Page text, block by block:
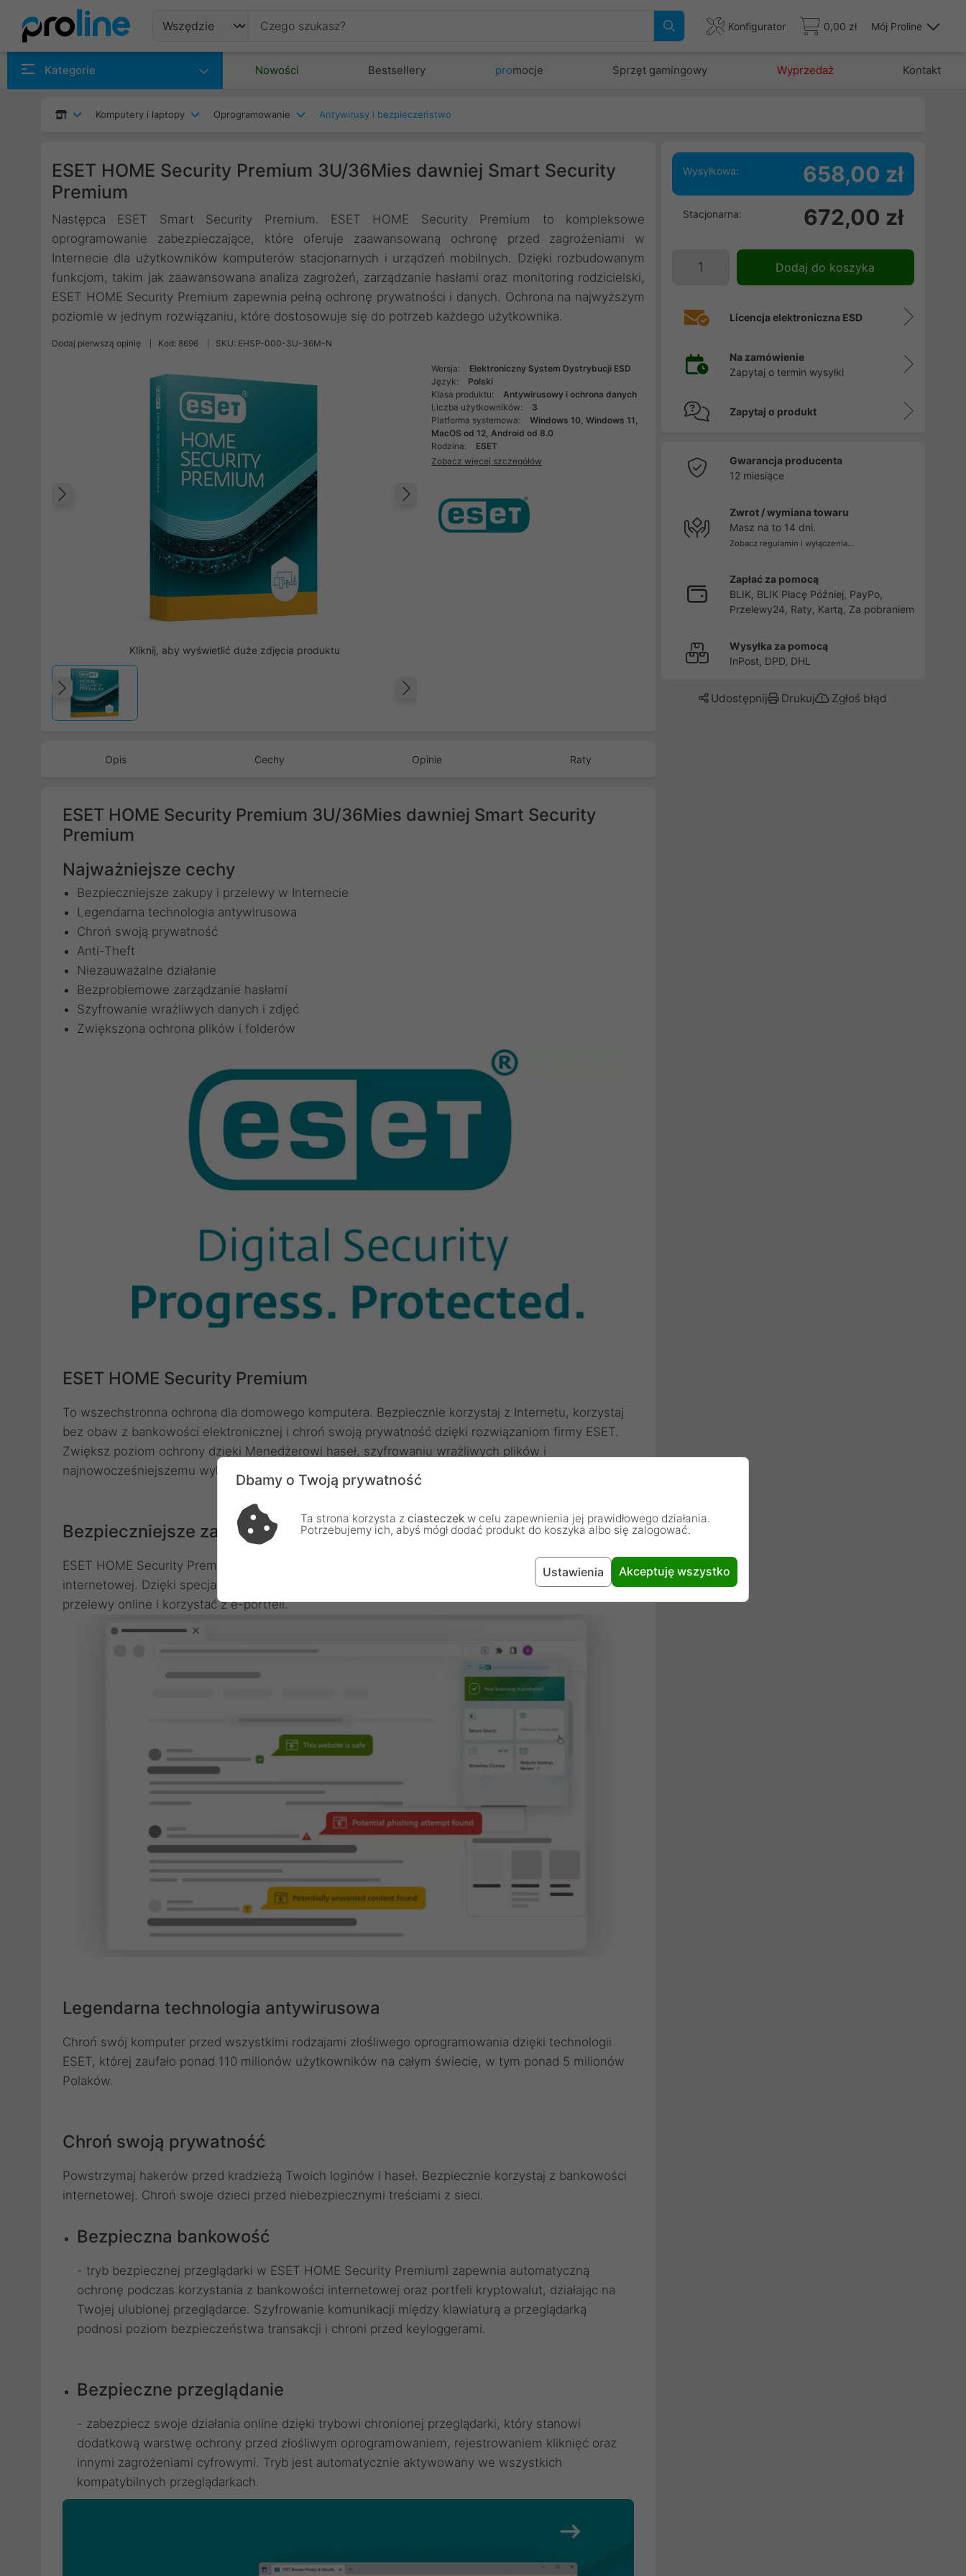
Konfigurator 0,00 zł Mój Proline
Kategorie Nowości Bestsellery promocje Sprzęt gamingowy Wyprzedaż Kontakt
Komputery i laptopy Oprogramowanie Antywirusy i bezpieczeństwo
ESET HOME Security Premium 3U/36Mies dawniej Smart Security
Premium
Następca ESET Smart Security Premium. ESET HOME Security Premium to kompleksowe
oprogramowanie zabezpieczające, które oferuje zaawansowaną ochronę przed zagrożeniami w
Internecie dla użytkowników komputerów stacjonarnych i urządzeń mobilnych. Dzięki rozbudowanym
funkcjom, takim jak zaawansowana analiza zagrożeń, zarządzanie hasłami oraz monitoring rodzicielski,
ESET HOME Security Premium zapewnia pełną ochronę prywatności i danych. Ochrona na najwyższym
poziomie w jednym rozwiązaniu, które dostosowuje się do potrzeb każdego użytkownika.
Dodaj pierwszą opinię Kod: 8696 SKU: EHSP-000-3U-36M-N
Następny
Poprzedni
Kliknij, aby wyświetlić duże zdjęcia produktu
Poprzedni
Wersja:
Elektroniczny System Dystrybucji ESD
Język:
Polski
Klasa produktu:
Antywirusowy i ochrona danych
Liczba użytkowników:
3
Platforma systemowa:
Windows 10, Windows 11,
MacOS od 12, Android od 8.0
Rodzina:
ESET
Zobacz więcej szczegółów
Opis Cechy Opinie Raty
ESET HOME Security Premium 3U/36Mies dawniej Smart Security
Premium
Najważniejsze cechy
Bezpieczniejsze zakupy i przelewy w Internecie
Legendarna technologia antywirusowa
Chroń swoją prywatność
Anti-Theft
Niezauważalne działanie
Bezproblemowe zarządzanie hasłami
Szyfrowanie wrażliwych danych i zdjęć
Zwiększona ochrona plików i folderów
ESET HOME Security Premium
To wszechstronna ochrona dla domowego komputera. Bezpiecznie korzystaj z Internetu, korzystaj
bez obaw z bankowości elektronicznej i chroń swoją prywatność dzięki rozwiązaniom firmy ESET.
Zwiększ poziom ochrony dzięki Menedżerowi haseł, szyfrowaniu wrażliwych plików i
najnowocześniejszemu wykrywaniu zagrożeń.
Bezpieczniejsze zakupy i przelewy w Internecie
ESET HOME Security Premium automatycznie chroni Cię podczas korzystania z bankowości
internetowej. Dzięki specjalnie zabezpieczonej przeglądarce, możesz bezpiecznie realizować
przelewy online i korzystać z e-portfeli.
Legendarna technologia antywirusowa
Chroń swój komputer przed wszystkimi rodzajami złośliwego oprogramowania dzięki technologii
ESET, której zaufało ponad 110 milionów użytkowników na całym świecie, w tym ponad 5 milionów
Polaków.
Chroń swoją prywatność
Powstrzymaj hakerów przed kradzieżą Twoich loginów i haseł. Bezpiecznie korzystaj z bankowości
internetowej. Chroń swoje dzieci przed niebezpiecznymi treściami z sieci.
Bezpieczna bankowość
- tryb bezpiecznej przeglądarki w ESET HOME Security Premiuml zapewnia automatyczną
ochronę podczas korzystania z bankowości internetowej oraz portfeli kryptowalut, działając na
Twojej ulubionej przeglądarce. Szyfrowanie komunikacji między klawiaturą a przeglądarką
podnosi poziom bezpieczeństwa transakcji i chroni przed keyloggerami.
Bezpieczne przeglądanie
- zabezpiecz swoje działania online dzięki trybowi chronionej przeglądarki, który stanowi
dodatkową warstwę ochrony przed złośliwym oprogramowaniem, rejestrowaniem kliknięć oraz
innymi zagrożeniami cyfrowymi. Tryb jest automatycznie aktywowany we wszystkich
kompatybilnych przeglądarkach.
Wysyłkowa: 658,00 zł
Stacjonarna: 672,00 zł
Dodaj do koszyka
Licencja elektroniczna ESD
Na zamówienie
Zapytaj o termin wysyłki
Zapytaj o produkt
Gwarancja producenta
12 miesiące
Zwrot / wymiana towaru
Masz na to 14 dni.
Zobacz regulamin i wyłączenia...
Zapłać za pomocą
BLIK, BLIK Płacę Później, PayPo,
Przelewy24, Raty, Kartą, Za pobraniem
Wysyłka za pomocą
InPost, DPD, DHL
Udostępnij Drukuj Zgłoś błąd
Dbamy o Twoją prywatność
Ta strona korzysta z ciasteczek w celu zapewnienia jej prawidłowego działania.
Potrzebujemy ich, abyś mógł dodać produkt do koszyka albo się zalogować.
Ustawienia Akceptuję wszystko